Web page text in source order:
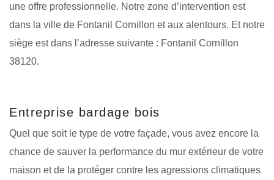
une offre professionnelle. Notre zone d’intervention est
dans la ville de Fontanil Cornillon et aux alentours. Et notre
siège est dans l’adresse suivante : Fontanil Cornillon
38120.
Entreprise bardage bois
Quel que soit le type de votre façade, vous avez encore la
chance de sauver la performance du mur extérieur de votre
maison et de la protéger contre les agressions climatiques